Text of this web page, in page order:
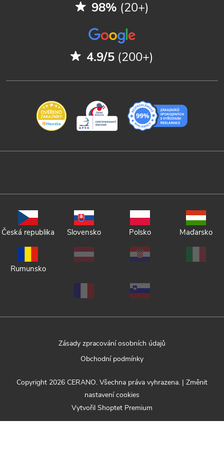
98% (20+)
4.9/5 (200+)
Česká republika Slovensko Polsko Maďarsko
Rumunsko
Zásady zpracování osobních údajů
Obchodní podmínky
Vytvořil Shoptet Premium
Copyright 2026 CERANO. Všechna práva vyhrazena. | Změnit
nastavení cookies